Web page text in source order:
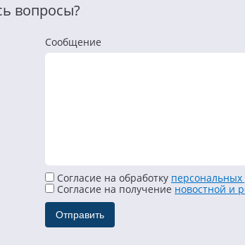
вопросы?
Сообщение
Согласие на обработку
Cогласие на получение новостной и